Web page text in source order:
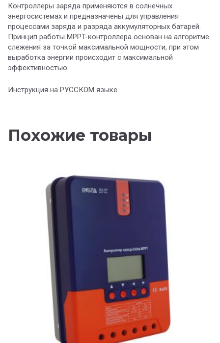
Контроллеры заряда применяются в солнечных
энергосистемах и предназначены для управления
процессами заряда и разряда аккумуляторных батарей.
Принцип работы MPPT-контроллера основан на алгоритме
слежения за точкой максимальной мощности, при этом
выработка энергии происходит с максимальной
эффективностью.
Инструкция на РУССКОМ языке
Похожие товары